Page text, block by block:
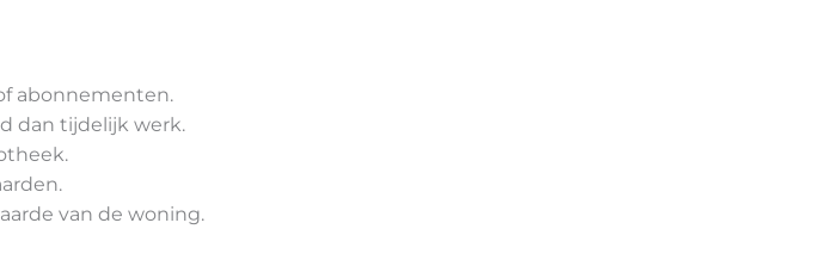
abonnementen.
dan tijdelijk werk.
van de woning.